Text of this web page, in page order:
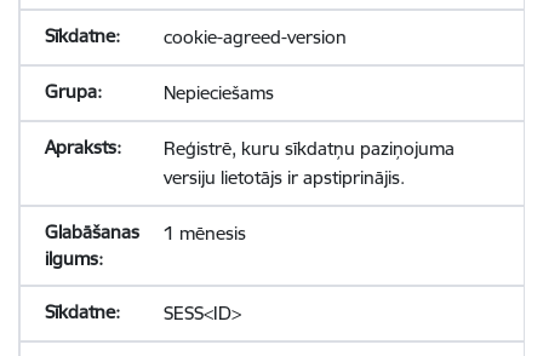
cookie-agreed-version
Nepieciešams
Reģistrē, kuru sīkdatņu paziņojuma
versiju lietotājs ir apstiprinājis.
1 mēnesis
SESS<ID>